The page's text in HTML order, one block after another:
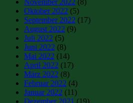
November 2022 (8)
Oktober 2022 (5)
September 2022 (17)
August 2022 (9)
Juli 2022 (5)
Juni 2022 (8)
Mai 2022 (14)
April 2022 (17)
März 2022 (8)
Februar 2022 (4)
Januar 2022 (11)